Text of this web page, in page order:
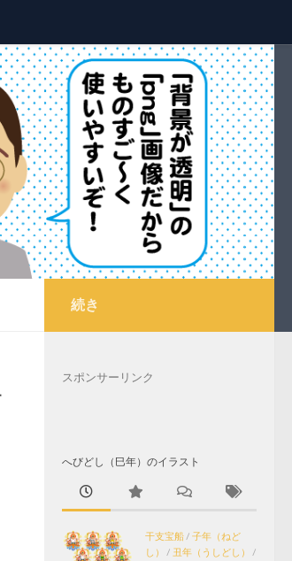
続き
スポンサーリンク
へびどし（巳年）のイラスト
干支宝船/ 子年（ねど
し）
/ 丑年（うしどし）
/